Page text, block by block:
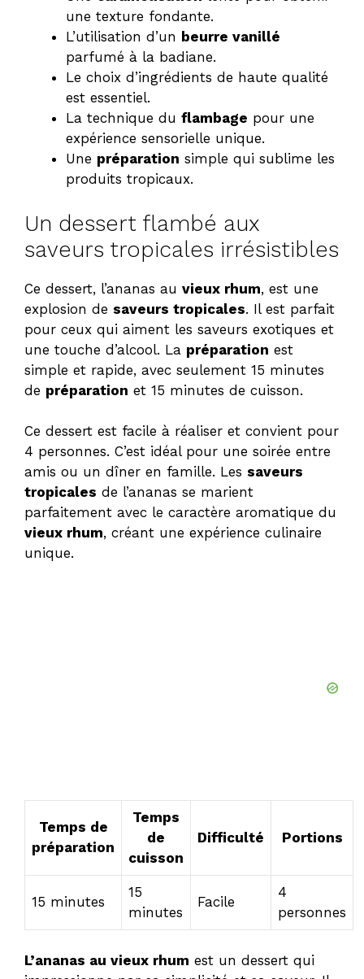
une texture fondante.
L’utilisation d’un beurre vanillé
parfumé à la badiane.
Le choix d’ingrédients de haute qualité
est essentiel.
La technique du flambage pour une
expérience sensorielle unique.
Une préparation simple qui sublime les
produits tropicaux.
Un dessert flambé aux
saveurs tropicales irrésistibles
Ce dessert, l’ananas au vieux rhum, est une
explosion de saveurs tropicales. Il est parfait
pour ceux qui aiment les saveurs exotiques et
une touche d’alcool. La préparation est
simple et rapide, avec seulement 15 minutes
de préparation et 15 minutes de cuisson.
Ce dessert est facile à réaliser et convient pour
4 personnes. C’est idéal pour une soirée entre
amis ou un dîner en famille. Les saveurs
tropicales de l’ananas se marient
parfaitement avec le caractère aromatique du
vieux rhum, créant une expérience culinaire
unique.
Temps de
préparation
Temps
de
cuisson
Difficulté Portions
15 minutes
15
minutes
Facile
4
personnes
L’ananas au vieux rhum est un dessert qui